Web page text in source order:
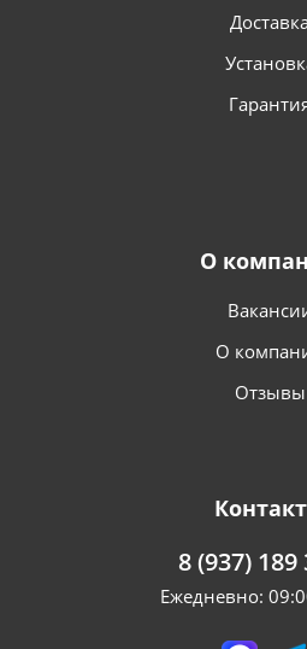
О
О
Отзывы
8 (937) 189
Ежедневно: